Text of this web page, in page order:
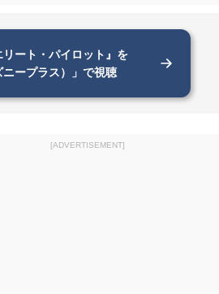
リート・パイロット』を
ニープラス）」で視聴
[ADVERTISEMENT]